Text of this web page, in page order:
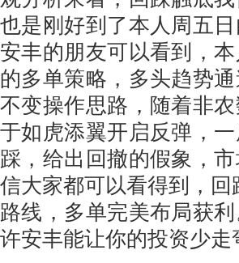
也是刚好到了本人周五
安丰的朋友可以看到，
的多单策略，多头趋势
不变操作思路，随着非
于如虎添翼开启反弹，
踩，给出回撤的假象，
信大家都可以看得到，回
路线，多单完美布局获
许安丰能让你的投资少